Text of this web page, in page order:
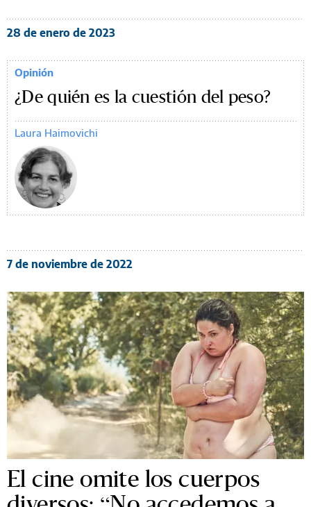
28 de enero de 2023
Opinión
¿De quién es la cuestión del peso?
Laura Haimovichi
7 de noviembre de 2022
El cine omite los cuerpos